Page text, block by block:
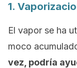
1.
El vapor se ha
moco
vez, podría